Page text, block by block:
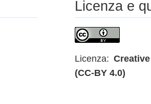
Licenza e
Licenza:
(CC-BY 4.0)